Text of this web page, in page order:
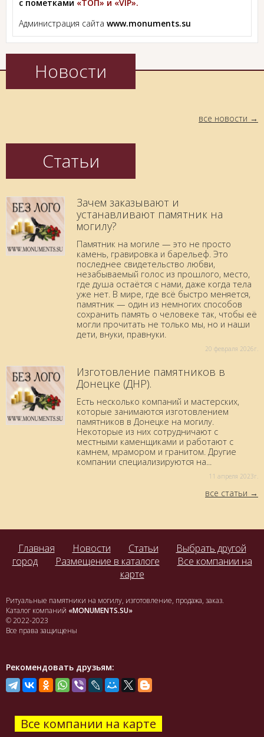
с пометками «ТОП» и «VIP».
Администрация сайта www.monuments.su
Новости
все новости
Статьи
Зачем заказывают и
устанавливают памятник на
могилу?
Памятник на могиле — это не просто
камень, гравировка и барельеф. Это
последнее свидетельство любви,
незабываемый голос из прошлого, место,
где душа остаётся с нами, даже когда тела
уже нет. В мире, где всё быстро меняется,
памятник — один из немногих способов
сохранить память о человеке так, чтобы её
могли прочитать не только мы, но и наши
дети, внуки, правнуки.
20 февраля 2026г.
Изготовление памятников в
Донецке (ДНР).
Есть несколько компаний и мастерских,
которые занимаются изготовлением
памятников в Донецке на могилу.
Некоторые из них сотрудничают с
местными каменщиками и работают с
камнем, мрамором и гранитом. Другие
компании специализируются на...
11 aпреля 2023г.
все статьи
Главная Новости Статьи
Выбрать другой
город
Размещение в каталоге
Все компании на
карте
Ритуальные памятники на могилу, изготовление, продажа, заказ.
Каталог компаний «MONUMENTS.SU»
© 2022-2023
Все права защищены
Рекомендовать друзьям:
Все компании на карте